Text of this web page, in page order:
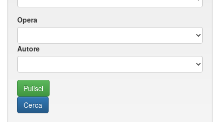
Opera
Autore